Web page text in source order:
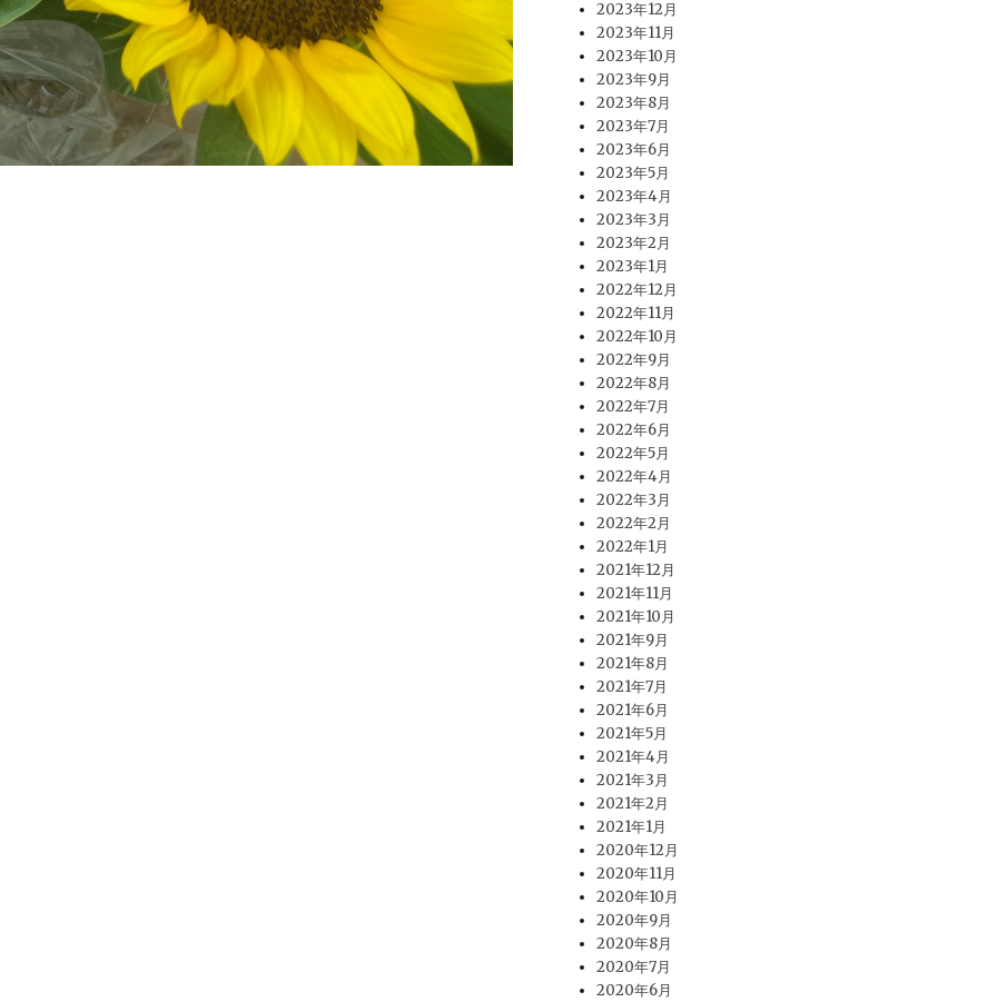
2023年12月
2023年11月
2023年10月
2023年9月
2023年8月
2023年7月
2023年6月
2023年5月
2023年4月
2023年3月
2023年2月
2023年1月
2022年12月
2022年11月
2022年10月
2022年9月
2022年8月
2022年7月
2022年6月
2022年5月
2022年4月
2022年3月
2022年2月
2022年1月
2021年12月
2021年11月
2021年10月
2021年9月
2021年8月
2021年7月
2021年6月
2021年5月
2021年4月
2021年3月
2021年2月
2021年1月
2020年12月
2020年11月
2020年10月
2020年9月
2020年8月
2020年7月
2020年6月